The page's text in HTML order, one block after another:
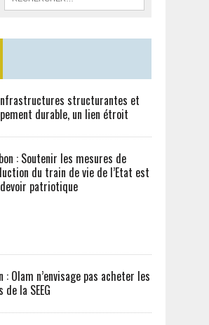
Infrastructures structurantes et
durable, un lien étroit
: Soutenir les mesures de
du train de vie de l’Etat est
patriotique
: Olam n’envisage pas acheter les
la SEEG